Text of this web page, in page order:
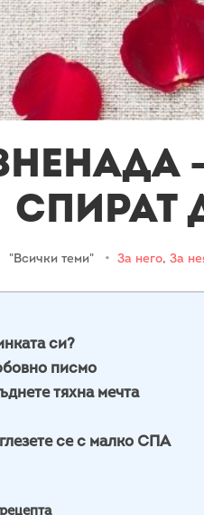
спират
"Всички теми" • За него, За
си?
писмо
тяхна мечта
се с малко СПА